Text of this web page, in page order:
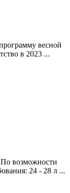
весной
в 2023 ...
возможности
24 - 28 л ...